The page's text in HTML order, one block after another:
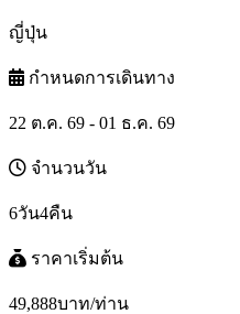
ญี่ปุ่น
กำหนดการเดินทาง
22 ต.ค. 69 - 01 ธ.ค. 69
จำนวนวัน
6วัน4คืน
ราคาเริ่มต้น
49,888บาท/ท่าน